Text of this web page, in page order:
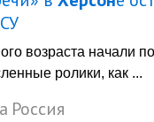
возраста начали
ролики, как ...
Россия